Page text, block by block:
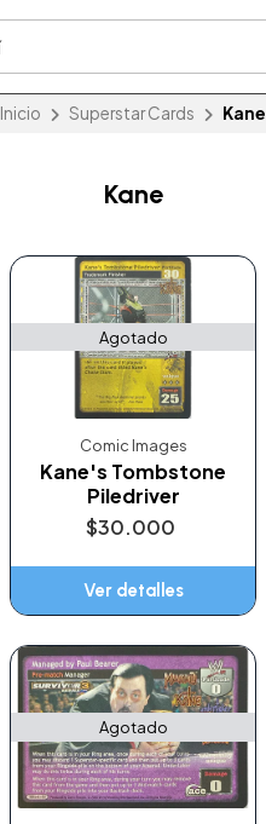
Inicio Superstar Cards Kane
Kane
Agotado
Comic Images
Kane's Tombstone
Piledriver
$30.000
Ver detalles
Agotado